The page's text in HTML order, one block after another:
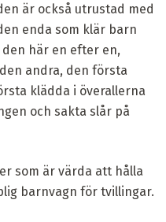
är också utrustad med
enda som klär barn
här en efter en,
andra, den första
klädda i överallerna
och sakta slår på
som är värda att hålla
barnvagn för tvillingar.